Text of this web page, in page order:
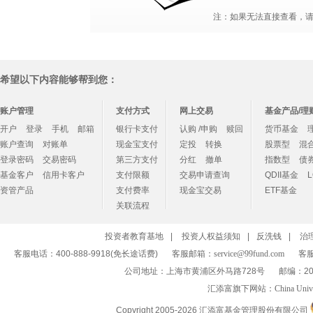
注：如果无法直接查看，
希望以下内容能够帮到您：
账户管理
开户
登录 手机
邮箱
账户查询
对账单
登录密码
交易密码
基金客户
信用卡客户
资管产品
支付方式
银行卡支付
现金宝支付
第三方支付
支付限额
支付费率
关联流程
网上交易
认购 /申购
赎回
定投
转换
分红
撤单
交易申请查询
现金宝交易
基金产品/理
货币基金
股票型
混
指数型
债
QDII基金
ETF基金
投资者教育基地 投资人权益须知 反洗钱
治
客服电话：400-888-9918(免长途话费)
客服邮箱： service@99fund.com
客
公司地址：上海市黄浦区外马路728号
邮编：
汇添富旗下网站： China
Copyright 2005-2026 汇添富基金管理股份有限公司